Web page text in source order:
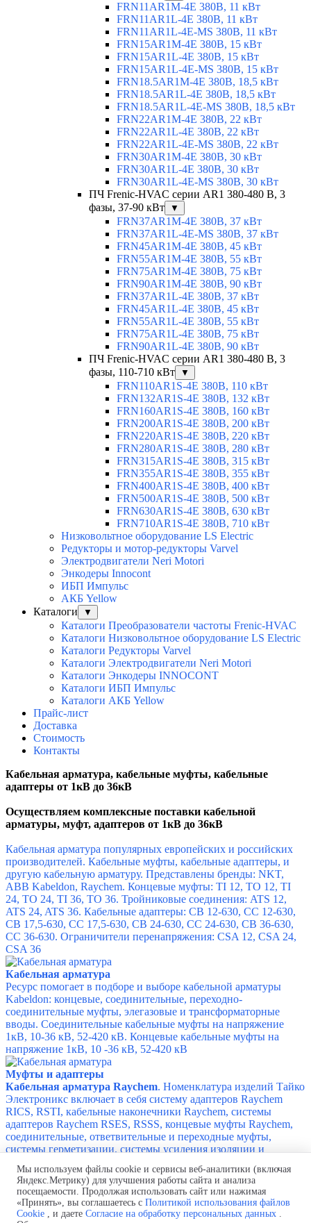
FRN11AR1M-4E 380В, 11 кВт
FRN11AR1L-4E 380В, 11 кВт
FRN11AR1L-4E-MS 380В, 11 кВт
FRN15AR1M-4E 380В, 15 кВт
FRN15AR1L-4E 380В, 15 кВт
FRN15AR1L-4E-MS 380В, 15 кВт
FRN18.5AR1M-4E 380В, 18,5 кВт
FRN18.5AR1L-4E 380В, 18,5 кВт
FRN18.5AR1L-4E-MS 380В, 18,5 кВт
FRN22AR1M-4E 380В, 22 кВт
FRN22AR1L-4E 380В, 22 кВт
FRN22AR1L-4E-MS 380В, 22 кВт
FRN30AR1M-4E 380В, 30 кВт
FRN30AR1L-4E 380В, 30 кВт
FRN30AR1L-4E-MS 380В, 30 кВт
ПЧ Frenic-HVAC серии AR1 380-480 В, 3
фазы, 37-90 кВт
▼
FRN37AR1M-4E 380В, 37 кВт
FRN37AR1L-4E-MS 380В, 37 кВт
FRN45AR1M-4E 380В, 45 кВт
FRN55AR1M-4E 380В, 55 кВт
FRN75AR1M-4E 380В, 75 кВт
FRN90AR1M-4E 380В, 90 кВт
FRN37AR1L-4E 380В, 37 кВт
FRN45AR1L-4E 380В, 45 кВт
FRN55AR1L-4E 380В, 55 кВт
FRN75AR1L-4E 380В, 75 кВт
FRN90AR1L-4E 380В, 90 кВт
ПЧ Frenic-HVAC серии AR1 380-480 В, 3
фазы, 110-710 кВт
▼
FRN110AR1S-4E 380В, 110 кВт
FRN132AR1S-4E 380В, 132 кВт
FRN160AR1S-4E 380В, 160 кВт
FRN200AR1S-4E 380В, 200 кВт
FRN220AR1S-4E 380В, 220 кВт
FRN280AR1S-4E 380В, 280 кВт
FRN315AR1S-4E 380В, 315 кВт
FRN355AR1S-4E 380В, 355 кВт
FRN400AR1S-4E 380В, 400 кВт
FRN500AR1S-4E 380В, 500 кВт
FRN630AR1S-4E 380В, 630 кВт
FRN710AR1S-4E 380В, 710 кВт
Низковольтное оборудование LS Electric
Редукторы и мотор-редукторы Varvel
Электродвигатели Neri Motori
Энкодеры Innocont
ИБП Импульс
АКБ Yellow
Каталоги
▼
Каталоги Преобразователи частоты Frenic-HVAC
Каталоги Низковольтное оборудование LS Electric
Каталоги Редукторы Varvel
Каталоги Электродвигатели Neri Motori
Каталоги Энкодеры INNOCONT
Каталоги ИБП Импульс
Каталоги АКБ Yellow
Прайс-лист
Доставка
Стоимость
Контакты
Кабельная арматура, кабельные муфты, кабельные
адаптеры от 1кВ до 36кВ
Осуществляем комплексные поставки кабельной
арматуры, муфт, адаптеров от 1кВ до 36кВ
Кабельная арматура популярных европейских и российских
производителей. Кабельные муфты, кабельные адаптеры, и
другую кабельную арматуру. Представлены бренды: NKT,
ABB Kabeldon, Raychem. Концевые муфты: TI 12, TO 12, TI
24, TO 24, TI 36, TO 36. Тройниковые соединения: ATS 12,
ATS 24, ATS 36. Кабельные адаптеры: CB 12-630, CC 12-630,
CB 17,5-630, CC 17,5-630, CB 24-630, CC 24-630, CB 36-630,
CC 36-630. Ограничители перенапряжения: CSA 12, CSA 24,
CSA 36
Кабельная арматура
Ресурс помогает в подборе и выборе кабельной арматуры
Kabeldon: концевые, соединительные, переходно-
соединительные муфты, элегазовые и трансформаторные
вводы. Соединительные кабельные муфты на напряжение
1кВ, 10-36 кВ, 52-420 кВ. Концевые кабельные муфты на
напряжение 1кВ, 10 -36 кВ, 52-420 кВ
Муфты и адаптеры
Кабельная арматура Raychem. Номенклатура изделий Тайко
Электроникс включает в себя cистему адаптеров Raychem
RICS, RSTI, кабельные наконечники Raychem, системы
адаптеров Raychem RSES, RSSS, концевые муфты Raychem,
соединительные, ответвительные и переходные муфты,
системы герметизации, системы усиления изоляции и
Raychem
Политика обработки персональных данных
Мы используем файлы cookie и сервисы веб-аналитики (включая
Яндекс.Метрику) для улучшения работы сайта и анализа
посещаемости. Продолжая использовать сайт или нажимая
«Принять», вы соглашаетесь с Политикой использования файлов
Cookie , и даете Согласие на обработку персональных данных .